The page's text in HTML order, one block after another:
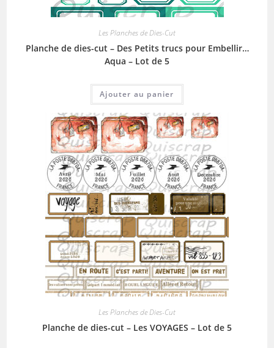
Les Planches de Dies-Cut
Planche de dies-cut – Des Petits trucs pour Embellir…
Aqua – Lot de 5
Ajouter au panier
Les Planches de Dies-Cut
Planche de dies-cut – Les VOYAGES – Lot de 5